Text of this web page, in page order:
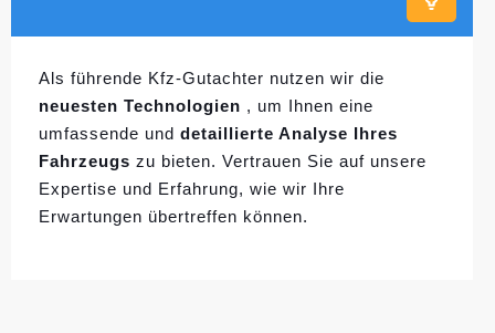
Als führende Kfz-Gutachter nutzen wir die
neuesten Technologien , um Ihnen eine
umfassende und detaillierte Analyse Ihres
Fahrzeugs zu bieten. Vertrauen Sie auf unsere
Expertise und Erfahrung, wie wir Ihre
Erwartungen übertreffen können.